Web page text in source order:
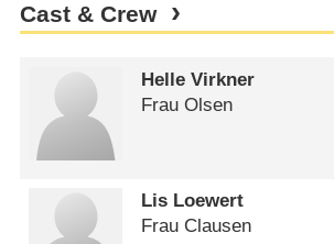
Cast & Crew
Helle Virkner
Frau Olsen
Lis Loewert
Frau Clausen